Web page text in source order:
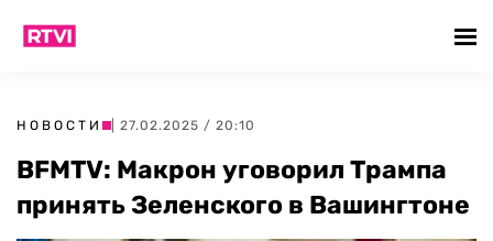
НОВОСТИ | 27.02.2025 / 20:10
BFMTV: Макрон уговорил Трампа
принять Зеленского в Вашингтоне